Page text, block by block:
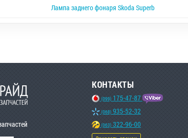
Лампа заднего фонаря Skoda Superb
КОНТАКТЫ
(099) 175-47-87
(068) 935-52-32
(063) 322-96-00